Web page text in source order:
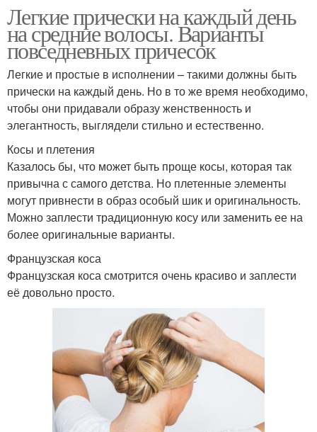
Легкие прически на каждый день
на средние волосы. Варианты
повседневных причесок
Легкие и простые в исполнении – такими должны быть
прически на каждый день. Но в то же время необходимо,
чтобы они придавали образу женственность и
элегантность, выглядели стильно и естественно.
Косы и плетения
Казалось бы, что может быть проще косы, которая так
привычна с самого детства. Но плетенные элементы
могут привнести в образ особый шик и оригинальность.
Можно заплести традиционную косу или заменить ее на
более оригинальные варианты.
Французская коса
Французская коса смотрится очень красиво и заплести
её довольно просто.